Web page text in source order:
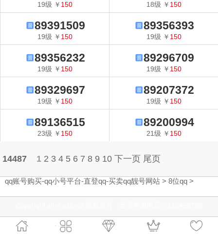
19级 ￥ 150 18级 ￥ 150
89391509
19级 ￥ 150
89356393
19级 ￥ 150
89356232
19级 ￥ 150
89296709
19级 ￥ 150
89329697
19级 ￥ 150
89207372
19级 ￥ 150
89136515
23级 ￥ 150
89200994
21级 ￥ 150
14487 1 2 3 4 5 6 7 8 9 10 下一页 尾页
qq账号购买-qq小号平台-直登qq-买卖qq靓号网站 > 8位qq >